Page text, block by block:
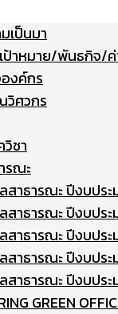
เป็นมา
าหมาย/พันธกิจ/
งค์กร
ศวกร
ชา
รณะ
สาธารณะ ปีงบปร
สาธารณะ ปีงบปร
สาธารณะ ปีงบปร
สาธารณะ ปีงบปร
สาธารณะ ปีงบปร
GREEN